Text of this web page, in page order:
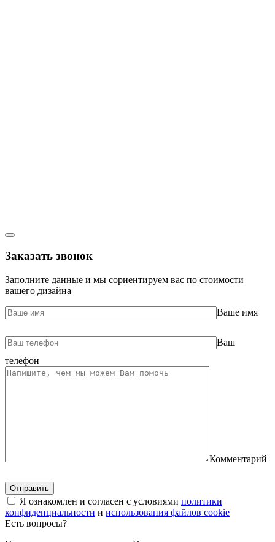
Заказать звонок
Заполните данные и мы сориентируем вас по стоимости
вашего дизайна
Ваше имя
Ваш
телефон
Комментарий
Я ознакомлен и согласен с условиями политики
конфиденциальности и использования файлов cookie
Есть вопросы?